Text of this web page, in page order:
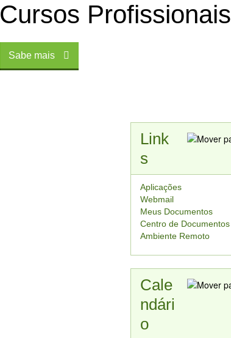
Cursos Profissionais
Sabe mais
Link
s
Aplicações
Webmail
Meus Documentos
Centro de Documentos
Ambiente Remoto
Cale
ndári
o